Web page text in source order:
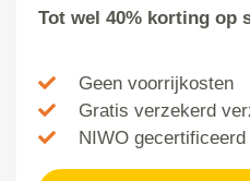
Tot wel 40% korting op
Geen voorrijkosten
Gratis verzekerd
NIWO gecertificeerd